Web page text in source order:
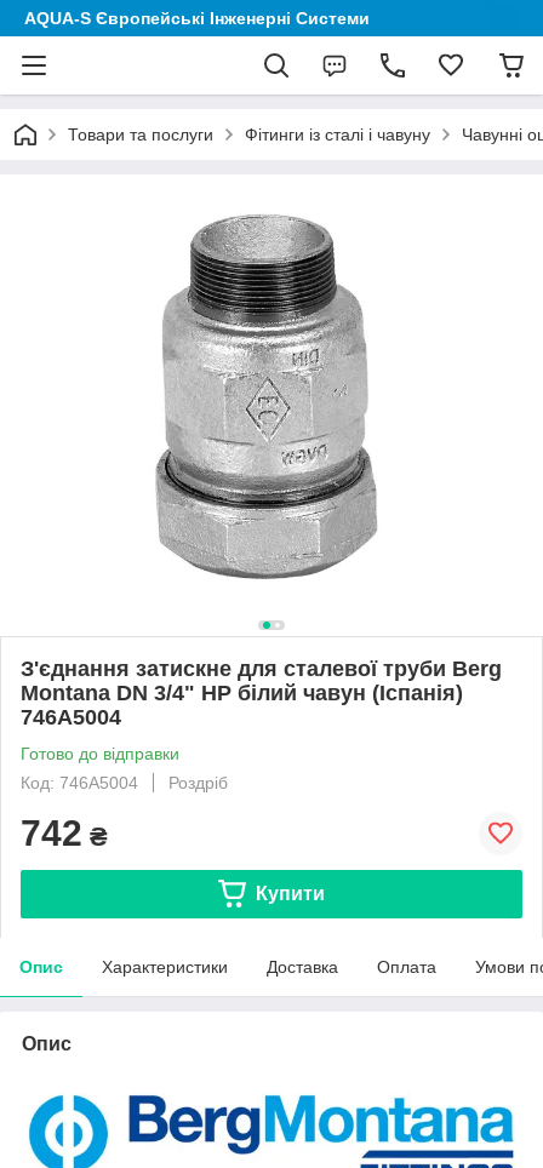
AQUA-S Європейські Інженерні Системи
Товари та послуги Фітинги із сталі і чавуну Чавунні
З'єднання затискне для сталевої труби Berg
Montana DN 3/4" НР білий чавун (Іспанія)
746A5004
Готово до відправки
Код: 746A5004
Роздріб
742 ₴
Купити
Опис Характеристики Доставка Оплата Умови
Опис